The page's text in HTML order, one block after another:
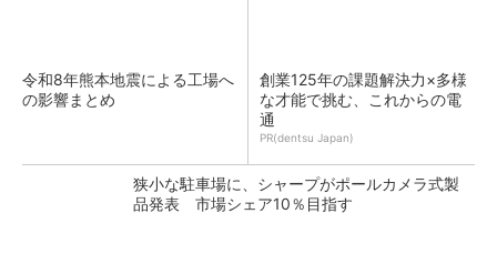
令和8年熊本地震による工場へ
の影響まとめ
創業125年の課題解決力×多様
な才能で挑む、これからの電
通
PR(dentsu Japan)
狭小な駐車場に、シャープがポールカメラ式製
品発表 市場シェア10％目指す